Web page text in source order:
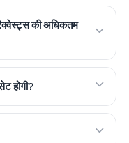
की अधिकतम
होगी?